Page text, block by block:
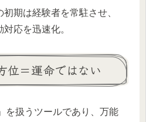
初期は経験者を常駐させ、
応を迅速化。
位＝運命ではない
を扱うツールであり、万能